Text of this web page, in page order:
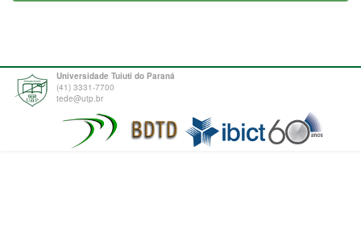
Universidade Tuiuti do Paraná
(41) 3331-7700
tede@utp.br